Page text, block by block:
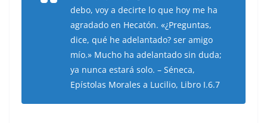
debo, voy a decirte lo que hoy me ha
agradado en Hecatón. «¿Preguntas,
dice, qué he adelantado? ser amigo
mío.» Mucho ha adelantado sin duda;
ya nunca estará solo. – Séneca,
Epístolas Morales a Lucilio, Libro I.6.7